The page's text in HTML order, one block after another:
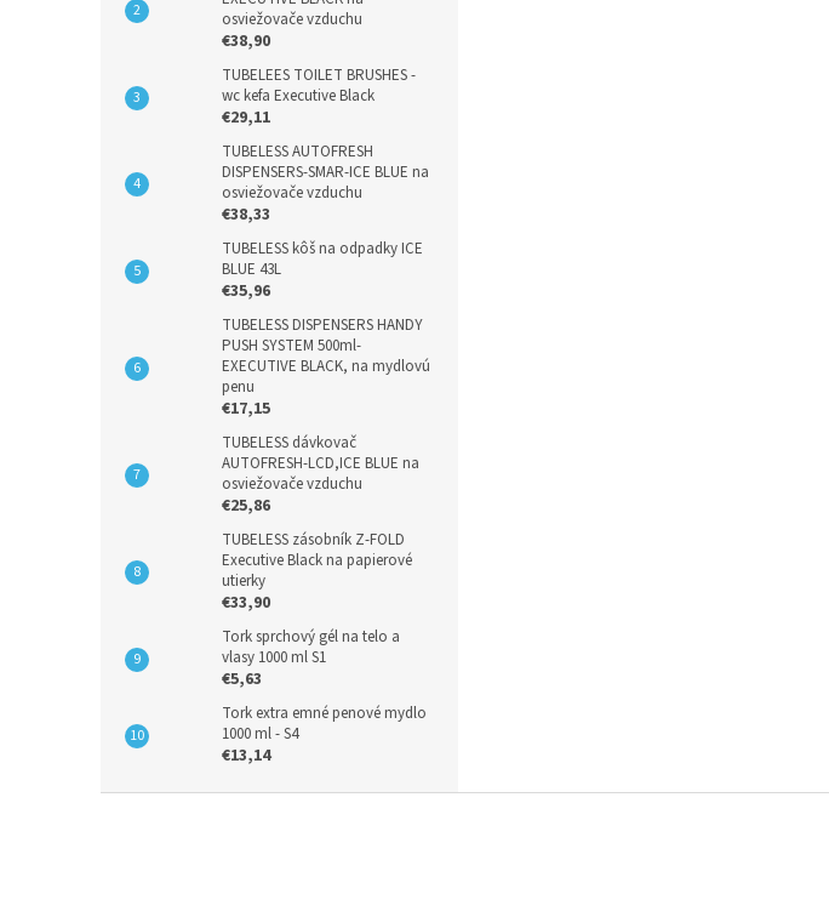
osviežovače vzduchu
€38,90
TUBELEES TOILET BRUSHES -
wc kefa Executive Black
€29,11
TUBELESS AUTOFRESH
DISPENSERS-SMAR-ICE BLUE na
osviežovače vzduchu
€38,33
TUBELESS kôš na odpadky ICE
BLUE 43L
€35,96
TUBELESS DISPENSERS HANDY
PUSH SYSTEM 500ml-
EXECUTIVE BLACK, na mydlovú
penu
€17,15
TUBELESS dávkovač
AUTOFRESH-LCD,ICE BLUE na
osviežovače vzduchu
€25,86
TUBELESS zásobník Z-FOLD
Executive Black na papierové
utierky
€33,90
Tork sprchový gél na telo a
vlasy 1000 ml S1
€5,63
Tork extra emné penové mydlo
1000 ml - S4
€13,14